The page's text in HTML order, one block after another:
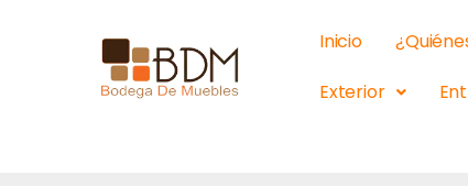
Inicio
Exterior